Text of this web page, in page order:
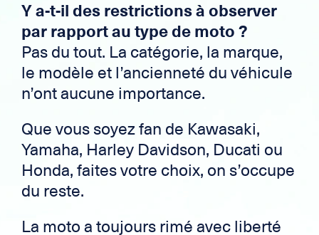
Y a-t-il des restrictions à observer
par rapport au type de moto ?
Pas du tout. La catégorie, la marque,
le modèle et l’ancienneté du véhicule
n’ont aucune importance.
Que vous soyez fan de Kawasaki,
Yamaha, Harley Davidson, Ducati ou
Honda, faites votre choix, on s’occupe
du reste.
La moto a toujours rimé avec liberté